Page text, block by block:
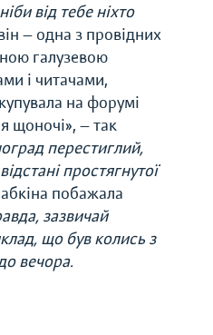
від тебе ніхто
— одна з провідних
галузевою
і читачами,
на форумі
щоночі», — так
перестиглий,
простягнутої
побажала
зазвичай
що був колись з
вечора.